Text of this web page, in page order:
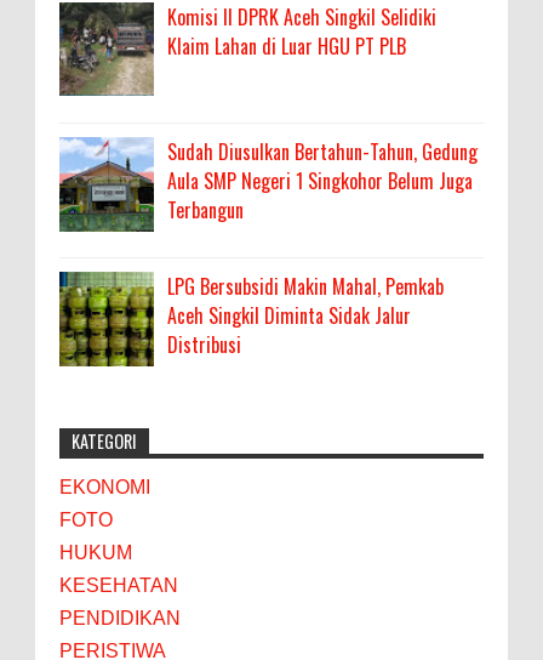
Komisi II DPRK Aceh Singkil Selidiki
Klaim Lahan di Luar HGU PT PLB
Sudah Diusulkan Bertahun-Tahun, Gedung
Aula SMP Negeri 1 Singkohor Belum Juga
Terbangun
LPG Bersubsidi Makin Mahal, Pemkab
Aceh Singkil Diminta Sidak Jalur
Distribusi
KATEGORI
EKONOMI
FOTO
HUKUM
KESEHATAN
PENDIDIKAN
PERISTIWA